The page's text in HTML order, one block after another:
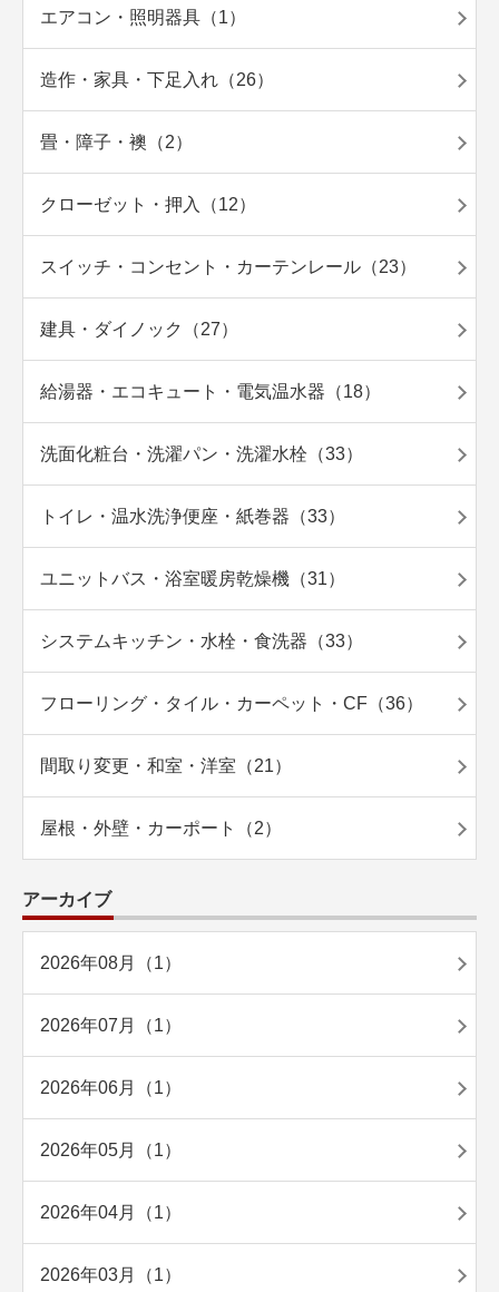
エアコン・照明器具（1）
造作・家具・下足入れ（26）
畳・障子・襖（2）
クローゼット・押入（12）
スイッチ・コンセント・カーテンレール（23）
建具・ダイノック（27）
給湯器・エコキュート・電気温水器（18）
洗面化粧台・洗濯パン・洗濯水栓（33）
トイレ・温水洗浄便座・紙巻器（33）
ユニットバス・浴室暖房乾燥機（31）
システムキッチン・水栓・食洗器（33）
フローリング・タイル・カーペット・CF（36）
間取り変更・和室・洋室（21）
屋根・外壁・カーポート（2）
アーカイブ
2026年08月（1）
2026年07月（1）
2026年06月（1）
2026年05月（1）
2026年04月（1）
2026年03月（1）